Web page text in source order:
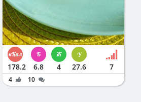
178.2 6.8 4 27.6 7
4 10